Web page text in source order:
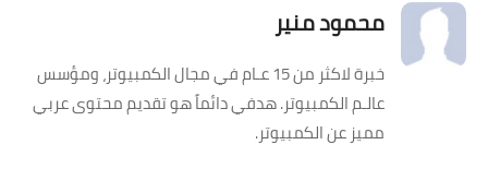
محمود منير
خبرة لاكثر من 15 عـام في مجال الكمبيوتر، ومؤسس
عالـم الكمبيوتر. هدفي دائماً هو تقديم محتوى عربي
مميز عن الكمبيوتر.